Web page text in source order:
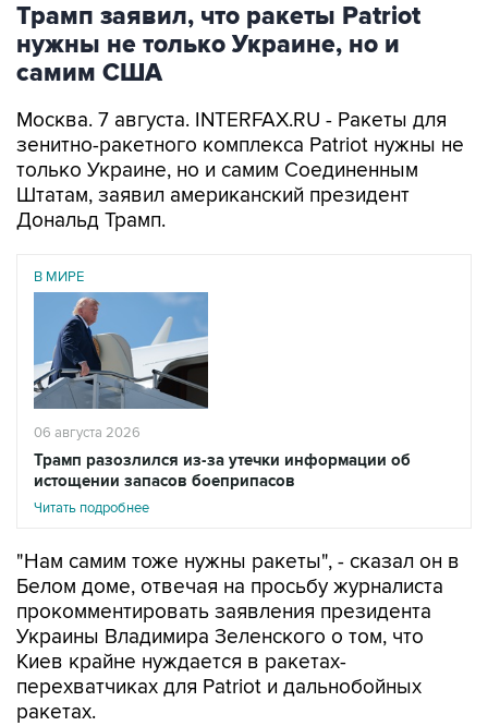
Трамп заявил, что ракеты Patriot
нужны не только Украине, но и
самим США
Москва. 7 августа. INTERFAX.RU - Ракеты для
зенитно-ракетного комплекса Patriot нужны не
только Украине, но и самим Соединенным
Штатам, заявил американский президент
Дональд Трамп.
В МИРЕ
06 августа 2026
Трамп разозлился из-за утечки информации об
истощении запасов боеприпасов
Читать подробнее
"Нам самим тоже нужны ракеты", - сказал он в
Белом доме, отвечая на просьбу журналиста
прокомментировать заявления президента
Украины Владимира Зеленского о том, что
Киев крайне нуждается в ракетах-
перехватчиках для Patriot и дальнобойных
ракетах.